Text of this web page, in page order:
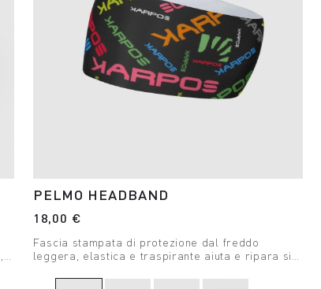
PELMO HEADBAND
18,00 €
Fascia stampata di protezione dal freddo
leggera, elastica e traspirante aiuta e ripara sia